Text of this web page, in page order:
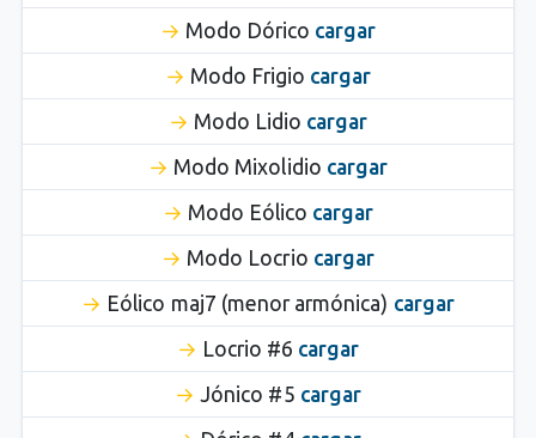
Modo Dórico cargar
Modo Frigio cargar
Modo Lidio cargar
Modo Mixolidio cargar
Modo Eólico cargar
Modo Locrio cargar
Eólico maj7 (menor armónica) cargar
Locrio #6 cargar
Jónico #5 cargar